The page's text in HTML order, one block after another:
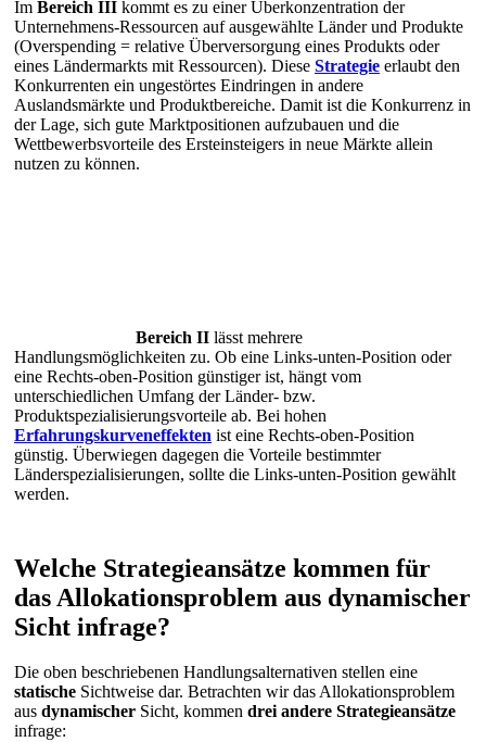
Im Bereich III kommt es zu einer Überkonzentration der
Unternehmens-Ressourcen auf ausgewählte Länder und Produkte
(Overspending = relative Überversorgung eines Produkts oder
eines Ländermarkts mit Ressourcen). Diese Strategie erlaubt den
Konkurrenten ein ungestörtes Eindringen in andere
Auslandsmärkte und Produktbereiche. Damit ist die Konkurrenz in
der Lage, sich gute Marktpositionen aufzubauen und die
Wettbewerbsvorteile des Ersteinsteigers in neue Märkte allein
nutzen zu können.
Bereich II lässt mehrere
Handlungsmöglichkeiten zu. Ob eine Links-unten-Position oder
eine Rechts-oben-Position günstiger ist, hängt vom
unterschiedlichen Umfang der Länder- bzw.
Produktspezialisierungsvorteile ab. Bei hohen
Erfahrungskurveneffekten ist eine Rechts-oben-Position
günstig. Überwiegen dagegen die Vorteile bestimmter
Länderspezialisierungen, sollte die Links-unten-Position gewählt
werden.
Welche Strategieansätze kommen für
das Allokationsproblem aus dynamischer
Sicht infrage?
Die oben beschriebenen Handlungsalternativen stellen eine
statische Sichtweise dar. Betrachten wir das Allokationsproblem
aus dynamischer Sicht, kommen drei andere Strategieansätze
infrage: